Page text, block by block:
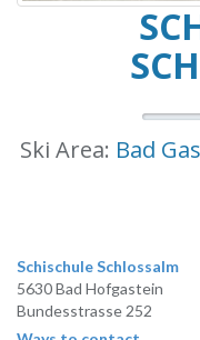
Ski Area: Bad
Schischule Schlossalm
5630 Bad Hofgastein
Bundesstrasse 252